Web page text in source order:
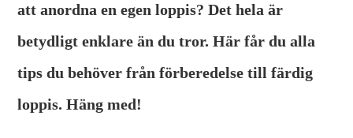
att anordna en egen loppis? Det hela är
betydligt enklare än du tror. Här får du alla
tips du behöver från förberedelse till färdig
loppis. Häng med!